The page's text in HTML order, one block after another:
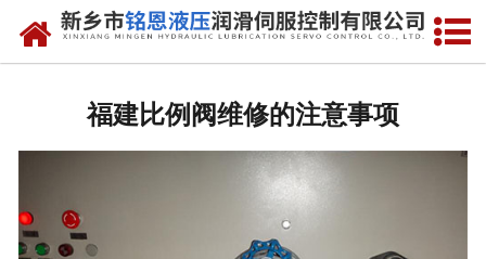
网站首页
资质荣誉
福建比例阀维修的注意事项